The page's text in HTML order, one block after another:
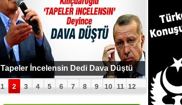
PUTİN BOMBAYI PATLATTI !
Tapeler İncelensin Dedi Dava Düştü
1 2 3 4 5 6 7 8 9 10 11 12